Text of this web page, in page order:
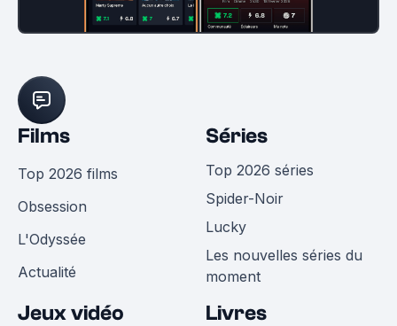
Films
Top 2026 films
Obsession
L'Odyssée
Actualité
Séries
Top 2026 séries
Spider-Noir
Lucky
Les nouvelles séries du
moment
Jeux vidéo Livres